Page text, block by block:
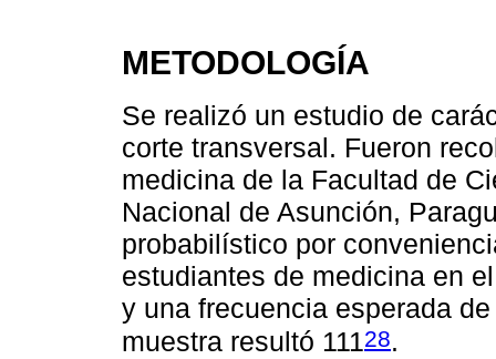
METODOLOGÍA
Se realizó un estudio de
corte transversal. Fueron
medicina de la Facultad de
Nacional de Asunción,
probabilístico por
estudiantes de medicina en
y una frecuencia esperada
muestra resultó 11128.